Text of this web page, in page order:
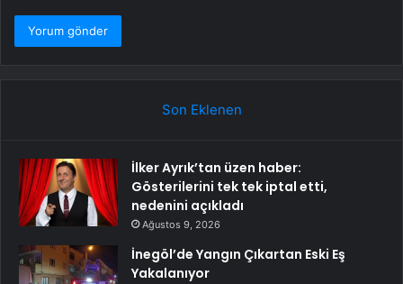
Son Eklenen
İlker Ayrık’tan üzen haber:
Gösterilerini tek tek iptal etti,
nedenini açıkladı
Ağustos 9, 2026
İnegöl’de Yangın Çıkartan Eski Eş
Yakalanıyor